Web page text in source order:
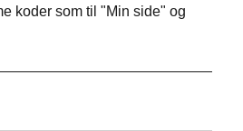
koder som til "Min side" og